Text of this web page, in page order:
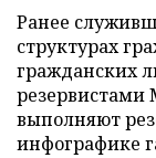
Ранее
структурах
гражданских
выполняют
инфографике